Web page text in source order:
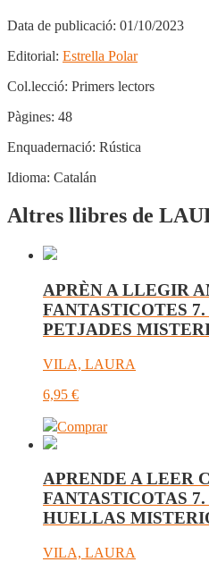
Data de publicació: 01/10/2023
Editorial: Estrella Polar
Col.lecció: Primers lectors
Pàgines: 48
Enquadernació: Rústica
Idioma: Catalán
Altres llibres de
APRÈN A LLEGIR
FANTASTICOTES
PETJADES
VILA, LAURA
6,95 €
Comprar
APRENDE A LEER
FANTASTICOTAS 7.
HUELLAS
VILA, LAURA